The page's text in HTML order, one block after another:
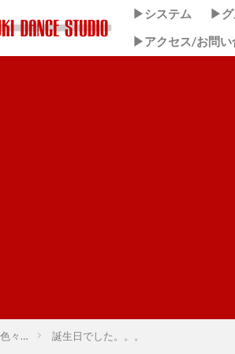
▶システム ▶グ
▶アクセス/お問い
石川浩之
々… 誕生日でした。。。